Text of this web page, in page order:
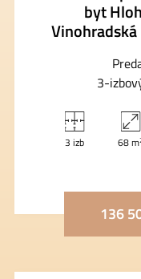
byt
3-
3 izb 68 m
136